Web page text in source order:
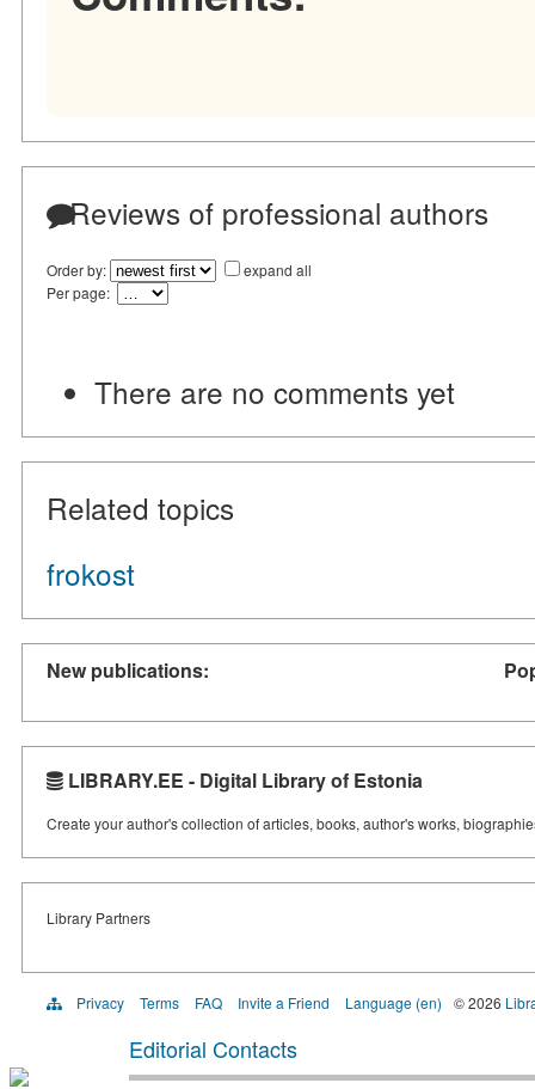
Reviews of professional authors
Order by:
expand all
Per page:
There are no comments yet
Related topics
frokost
New publications:
LIBRARY.EE - Digital Library of Estonia
Create your author's collection of articles, books, author's works,
Library Partners
Privacy Terms FAQ Invite a Friend Language (en) © 2026
Editorial Contacts